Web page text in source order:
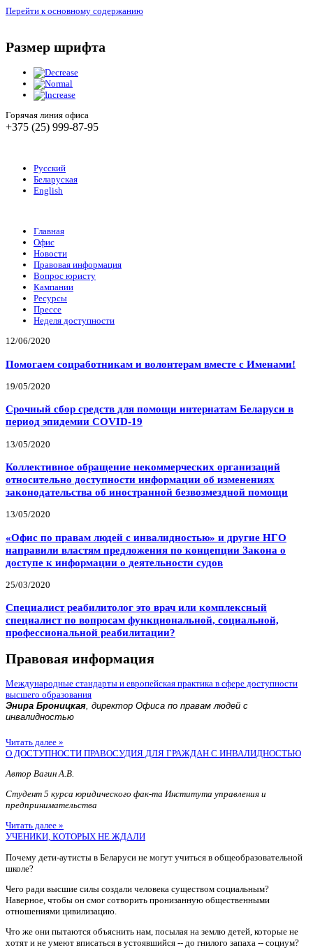
Перейти к основному содержанию
Размер шрифта
Горячая линия офиса
+375 (25) 999-87-95
Русский
Беларуская
English
Главная
Офис
Новости
Правовая информация
Вопрос юристу
Кампании
Ресурсы
Прессе
Неделя доступности
12/06/2020
Помогаем соцработникам и волонтерам вместе с Именами!
19/05/2020
Срочный сбор средств для помощи интернатам Беларуси в
период эпидемии COVID-19
13/05/2020
Коллективное обращение некоммерческих организаций
относительно доступности информации об изменениях
законодательства об иностранной безвозмездной помощи
13/05/2020
«Офис по правам людей с инвалидностью» и другие НГО
направили властям предложения по концепции Закона о
доступе к информации о деятельности судов
25/03/2020
Специалист реабилитолог это врач или комплексный
специалист по вопросам функциональной, социальной,
профессиональной реабилитации?
Правовая информация
Международные стандарты и европейская практика в сфере доступности
высшего образования
Энира Броницкая, директор Офиса по правам людей с
инвалидностью
Читать далее »
О ДОСТУПНОСТИ ПРАВОСУДИЯ ДЛЯ ГРАЖДАН С ИНВАЛИДНОСТЬЮ
Автор Вагин А.В.
Студент 5 курса юридического фак-та Института управления и
предпринимательства
Читать далее »
УЧЕНИКИ, КОТОРЫХ НЕ ЖДАЛИ
Почему дети-аутисты в Беларуси не могут учиться в общеобразовательной
школе?
Чего ради высшие силы создали человека существом социальным?
Наверное, чтобы он смог сотворить пронизанную общественными
отношениями цивилизацию.
Что же они пытаются объяснить нам, посылая на землю детей, которые не
хотят и не умеют вписаться в устоявшийся -- до гнилого запаха -- социум?